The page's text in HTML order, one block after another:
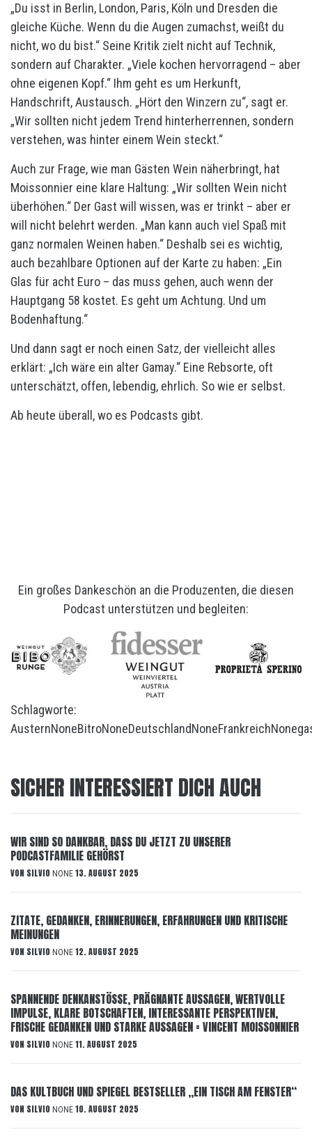
„Du isst in Berlin, London, Paris, Köln und Dresden die
gleiche Küche. Wenn du die Augen zumachst, weißt du
nicht, wo du bist.“ Seine Kritik zielt nicht auf Technik,
sondern auf Charakter. „Viele kochen hervorragend – aber
ohne eigenen Kopf.“ Ihm geht es um Herkunft,
Handschrift, Austausch. „Hört den Winzern zu“, sagt er.
„Wir sollten nicht jedem Trend hinterherrennen, sondern
verstehen, was hinter einem Wein steckt.“
Auch zur Frage, wie man Gästen Wein näherbringt, hat
Moissonnier eine klare Haltung: „Wir sollten Wein nicht
überhöhen.“ Der Gast will wissen, was er trinkt – aber er
will nicht belehrt werden. „Man kann auch viel Spaß mit
ganz normalen Weinen haben.“ Deshalb sei es wichtig,
auch bezahlbare Optionen auf der Karte zu haben: „Ein
Glas für acht Euro – das muss gehen, auch wenn der
Hauptgang 58 kostet. Es geht um Achtung. Und um
Bodenhaftung.“
Und dann sagt er noch einen Satz, der vielleicht alles
erklärt: „Ich wäre ein alter Gamay.“ Eine Rebsorte, oft
unterschätzt, offen, lebendig, ehrlich. So wie er selbst.
Ab heute überall, wo es Podcasts gibt.
Ein großes Dankeschön an die Produzenten, die diesen
Podcast unterstützen und begleiten:
Schlagworte:
AusternNoneBitroNoneDeutschlandNoneFrankreichNone
SICHER INTERESSIERT DICH AUCH
WIR SIND SO DANKBAR, DASS DU JETZT ZU UNSERER
PODCASTFAMILIE GEHÖRST
VON SILVIO NONE 13. AUGUST 2025
ZITATE, GEDANKEN, ERINNERUNGEN, ERFAHRUNGEN UND KRITISCHE
MEINUNGEN
VON SILVIO NONE 12. AUGUST 2025
SPANNENDE DENKANSTÖSSE, PRÄGNANTE AUSSAGEN, WERTVOLLE
IMPULSE, KLARE BOTSCHAFTEN, INTERESSANTE PERSPEKTIVEN,
FRISCHE GEDANKEN UND STARKE AUSSAGEN = VINCENT MOISSONNIER
VON SILVIO NONE 11. AUGUST 2025
DAS KULTBUCH UND SPIEGEL BESTSELLER „EIN TISCH AM FENSTER“
VON SILVIO NONE 10. AUGUST 2025